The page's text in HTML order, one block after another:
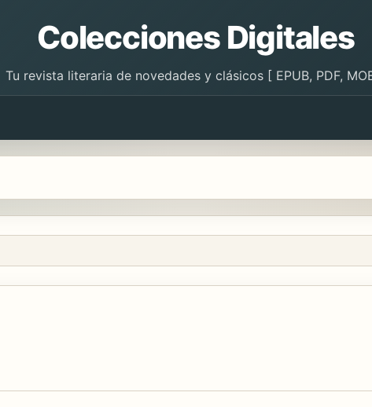
Colecciones Digitales
Tu revista literaria de novedades y clásicos [ EPUB, PDF,